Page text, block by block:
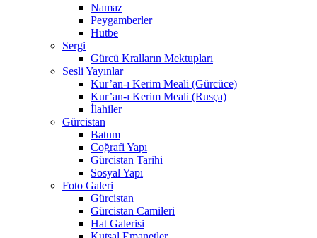
Namaz
Peygamberler
Hutbe
Sergi
Gürcü Kralların Mektupları
Sesli Yayınlar
Kur’an-ı Kerim Meali (Gürcüce)
Kur’an-ı Kerim Meali (Rusça)
İlahiler
Gürcistan
Batum
Coğrafi Yapı
Gürcistan Tarihi
Sosyal Yapı
Foto Galeri
Gürcistan
Gürcistan Camileri
Hat Galerisi